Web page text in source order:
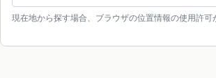
現在地から探す場合、ブラウザの位置情報の使用許